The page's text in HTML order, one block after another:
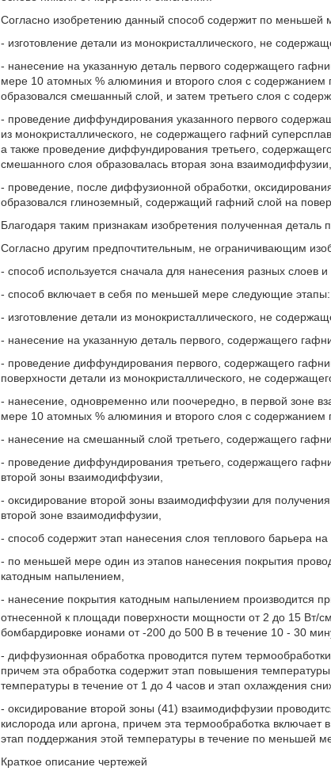
Согласно изобретению данный способ содержит по
- изготовление детали из монокристаллического, не
- нанесение на указанную деталь первого содержащего
мере 10 атомных % алюминия и второго слоя с
образовался смешанный слой, и затем третьего слоя с
- проведение диффундирования указанного первого
из монокристаллического, не содержащего гафний
а также проведение диффундирования третьего,
смешанного слоя образовалась вторая зона взаимодиффузии,
- проведение, после диффузионной обработки,
образовался глиноземный, содержащий гафний слой на
Благодаря таким признакам изобретения полученная деталь
Согласно другим предпочтительным, не ограничивающим
- способ используется сначала для нанесения разных слоев
- способ включает в себя по меньшей мере следующие этапы:
- изготовление детали из монокристаллического, не
- нанесение на указанную деталь первого, содержащего
- проведение диффундирования первого, содержащего
поверхности детали из монокристаллического, не
- нанесение, одновременно или поочередно, в первой зоне
мере 10 атомных % алюминия и второго слоя с содержанием
- нанесение на смешанный слой третьего, содержащего
- проведение диффундирования третьего, содержащего
второй зоны взаимодиффузии,
- оксидирование второй зоны взаимодиффузии для
второй зоне взаимодиффузии,
- способ содержит этап нанесения слоя теплового барьера
- по меньшей мере один из этапов нанесения покрытия
катодным напылением,
- нанесение покрытия катодным напылением производится
отнесенной к площади поверхности мощности от 2 до 15 Вт/
бомбардировке ионами от -200 до 500 В в течение 10 - 30
- диффузионная обработка проводится путем
причем эта обработка содержит этап повышения
температуры в течение от 1 до 4 часов и этап охлаждения
- оксидирование второй зоны (41) взаимодиффузии
кислорода или аргона, причем эта термообработка
этап поддержания этой температуры в течение по меньшей
Краткое описание чертежей